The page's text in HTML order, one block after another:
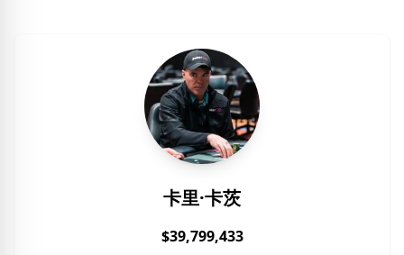
卡里·卡茨
$39,799,433